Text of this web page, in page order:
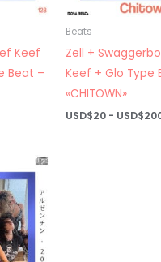
Keef
Beat –
Beats
Zell +
Keef + Glo Type
«CHITOWN»
USD$20 - USD$